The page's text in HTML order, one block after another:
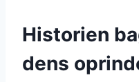
Historien
dens